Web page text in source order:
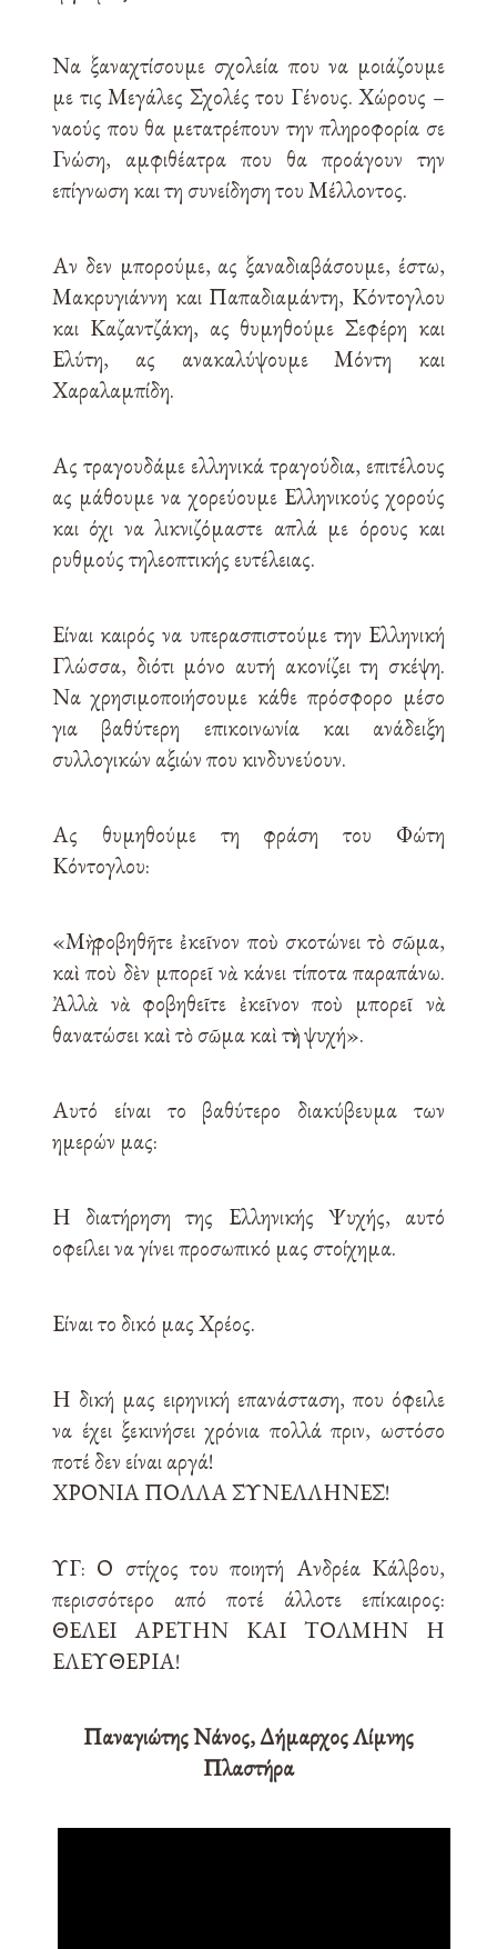
Να ξαναχτίσουμε σχολεία που να μοιάζουμε
με τις Μεγάλες Σχολές του Γένους. Χώρους –
ναούς που θα μετατρέπουν την πληροφορία σε
Γνώση, αμφιθέατρα που θα προάγουν την
επίγνωση και τη συνείδηση του Μέλλοντος.
Αν δεν μπορούμε, ας ξαναδιαβάσουμε, έστω,
Μακρυγιάννη και Παπαδιαμάντη, Κόντογλου
και Καζαντζάκη, ας θυμηθούμε Σεφέρη και
Ελύτη, ας ανακαλύψουμε Μόντη και
Χαραλαμπίδη.
Ας τραγουδάμε ελληνικά τραγούδια, επιτέλους
ας μάθουμε να χορεύουμε Ελληνικούς χορούς
και όχι να λικνιζόμαστε απλά με όρους και
ρυθμούς τηλεοπτικής ευτέλειας.
Είναι καιρός να υπερασπιστούμε την Ελληνική
Γλώσσα, διότι μόνο αυτή ακονίζει τη σκέψη.
Να χρησιμοποιήσουμε κάθε πρόσφορο μέσο
για βαθύτερη επικοινωνία και ανάδειξη
συλλογικών αξιών που κινδυνεύουν.
Ας θυμηθούμε τη φράση του Φώτη
Κόντογλου:
«Μὴ φοβηθῆτε ἐκεῖνον ποὺ σκοτώνει τὸ σῶμα,
καὶ ποὺ δὲν μπορεῖ νὰ κάνει τίποτα παραπάνω.
Ἀλλὰ νὰ φοβηθεῖτε ἐκεῖνον ποὺ μπορεῖ νὰ
θανατώσει καὶ τὸ σῶμα καὶ τὴν ψυχή».
Αυτό είναι το βαθύτερο διακύβευμα των
ημερών μας:
Η διατήρηση της Ελληνικής Ψυχής, αυτό
οφείλει να γίνει προσωπικό μας στοίχημα.
Είναι το δικό μας Χρέος.
Η δική μας ειρηνική επανάσταση, που όφειλε
να έχει ξεκινήσει χρόνια πολλά πριν, ωστόσο
ποτέ δεν είναι αργά!
ΧΡΟΝΙΑ ΠΟΛΛΑ ΣΥΝΕΛΛΗΝΕΣ!
ΥΓ: Ο στίχος του ποιητή Ανδρέα Κάλβου,
περισσότερο από ποτέ άλλοτε επίκαιρος:
ΘΕΛΕΙ ΑΡΕΤΗΝ ΚΑΙ ΤΟΛΜΗΝ Η
ΕΛΕΥΘΕΡΙΑ!
Παναγιώτης Νάνος, Δήμαρχος Λίμνης
Πλαστήρα